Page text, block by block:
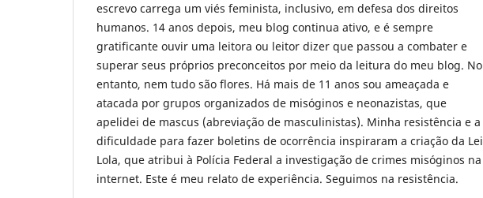
escrevo carrega um viés feminista, inclusivo, em defesa dos direitos
humanos. 14 anos depois, meu blog continua ativo, e é sempre
gratificante ouvir uma leitora ou leitor dizer que passou a combater e
superar seus próprios preconceitos por meio da leitura do meu blog. No
entanto, nem tudo são flores. Há mais de 11 anos sou ameaçada e
atacada por grupos organizados de misóginos e neonazistas, que
apelidei de mascus (abreviação de masculinistas). Minha resistência e a
dificuldade para fazer boletins de ocorrência inspiraram a criação da Lei
Lola, que atribui à Polícia Federal a investigação de crimes misóginos na
internet. Este é meu relato de experiência. Seguimos na resistência.